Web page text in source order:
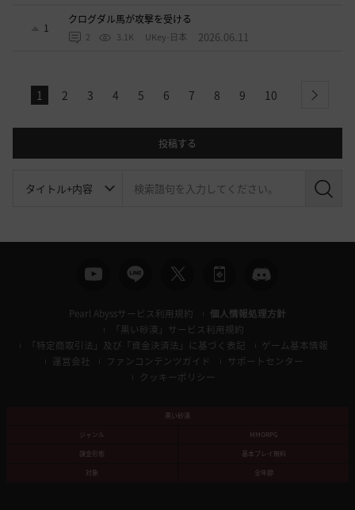
1
クログダル馬が攻撃を受ける
2 3.1K UKey-日本 2026.06.11
1 2 3 4 5 6 7 8 9 10 next
投稿する
検
Pearl Abyssサービス利用規約
個人情報処理方針
「黒い砂漠」サービス利用規約
「特定商取引法」及び「資金決済法」に基づく表記
ゲーム基本情報
運営会社
ファンコンテンツガイド
サポートセンター
クッキーポリシー
黒い砂漠
ジャンル
MMORPG
課金形態
基本プレイ無料
対象
全年齢